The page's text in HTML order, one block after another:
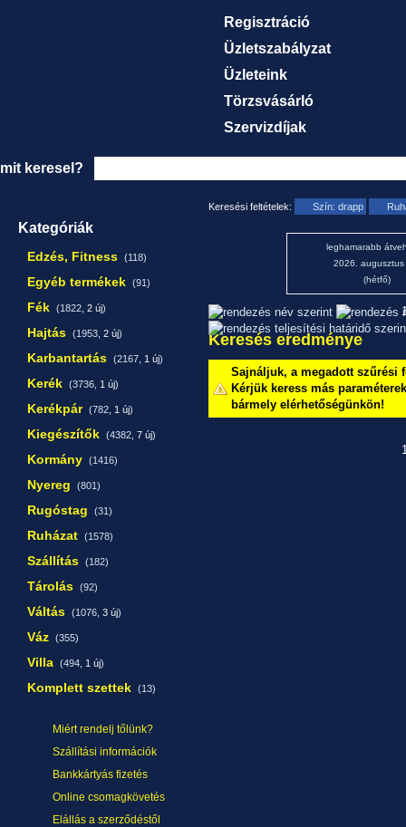
Regisztráció
Üzletszabályzat
Üzleteink
Törzsvásárló
Szervizdíjak
mit keresel?
Kategóriák
Edzés, Fitness (118)
Egyéb termékek (91)
Fék (1822, 2 új)
Hajtás (1953, 2 új)
Karbantartás (2167, 1 új)
Kerék (3736, 1 új)
Kerékpár (782, 1 új)
Kiegészítők (4382, 7 új)
Kormány (1416)
Nyereg (801)
Rugóstag (31)
Ruházat (1578)
Szállítás (182)
Tárolás (92)
Váltás (1076, 3 új)
Váz (355)
Villa (494, 1 új)
Komplett szettek (13)
Miért rendelj tőlünk?
Szállítási információk
Bankkártyás fizetés
Online csomagkövetés
Elállás a szerződéstől
Keresési feltételek: Szín: drapp
leghamarabb
2026. augusztus
(hétfő)
Keresés eredménye
Sajnáljuk, a megadott szűrési
Kérjük keress más
bármely elérhetőségünkön!